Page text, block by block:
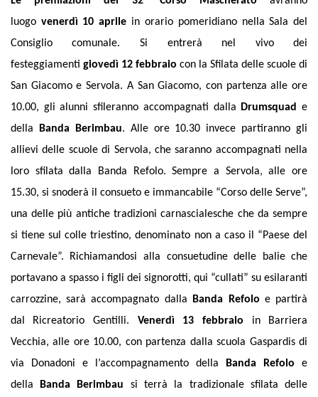
luogo venerdì 10 aprile in orario pomeridiano nella Sala del
Consiglio comunale. Si entrerà nel vivo dei
festeggiamenti giovedì 12 febbraio con la Sfilata delle scuole di
San Giacomo e Servola. A San Giacomo, con partenza alle ore
10.00, gli alunni sfileranno accompagnati dallaDrumsquad e
della Banda Berimbau. Alle ore 10.30 invece partiranno gli
allievi delle scuole di Servola, che saranno accompagnati nella
loro sfilata dalla Banda Refolo.Sempre a Servola, alle ore
15.30, si snoderà il consueto e immancabile “Corso delle Serve”,
una delle più antiche tradizioni carnascialesche che da sempre
si tiene sul colle triestino, denominato non a caso il “Paese del
Carnevale”. Richiamandosi alla consuetudine delle balie che
portavano a spasso i figli dei signorotti, qui “cullati” su esilaranti
carrozzine, sarà accompagnato dalla Banda Refolo e partirà
dal Ricreatorio Gentilli. Venerdì 13 febbraio in Barriera
Vecchia, alle ore 10.00, con partenza dalla scuola Gaspardis di
via Donadoni e l’accompagnamento della Banda Refolo e
della Banda Berimbau si terrà la tradizionale sfilata delle